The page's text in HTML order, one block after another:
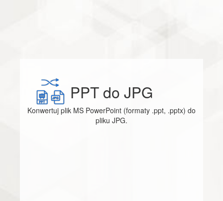
PPT do JPG
Konwertuj plik MS PowerPoint (formaty .ppt, .pptx) do
pliku JPG.